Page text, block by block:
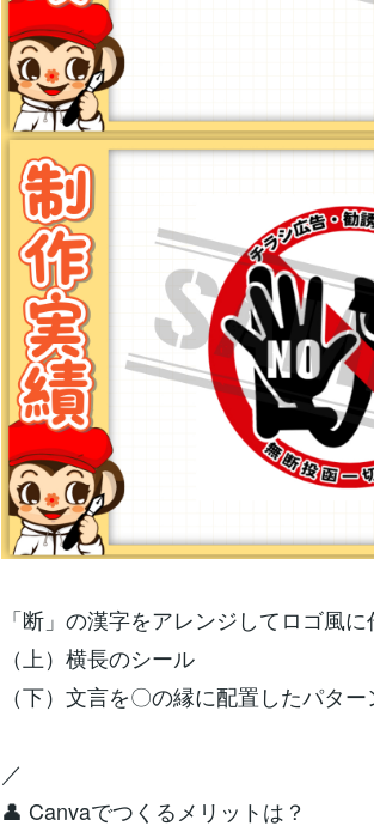
「断」の漢字をアレンジしてロゴ風
（上）横長のシール
（下）文言を〇の縁に配置したパター
／
👤 Canvaでつくるメリットは？